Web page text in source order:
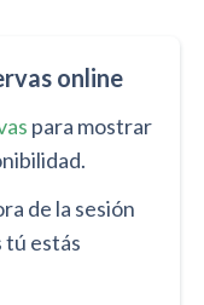
online
para mostrar
de la sesión
tú estás